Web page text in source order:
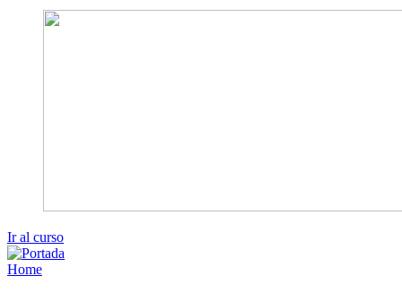
Ir al curso
Home